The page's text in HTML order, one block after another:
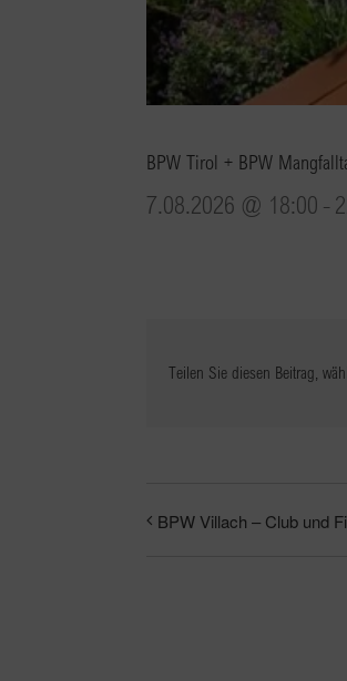
BPW Tirol + BPW
7.08.2026 @ 18:00 -
Teilen Sie diesen Beitrag,
BPW Villach – Club und